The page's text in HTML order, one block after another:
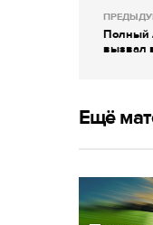
Полный
вызвал
Ещё